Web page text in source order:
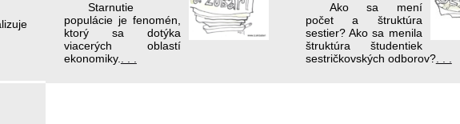
Starnutie
populácie je fenomén,
ktorý sa dotýka
viacerých oblastí
ekonomiky.
Ako sa mení
počet a štruktúra
sestier? Ako sa menila
štruktúra študentiek
sestričkovských odborov?. . .